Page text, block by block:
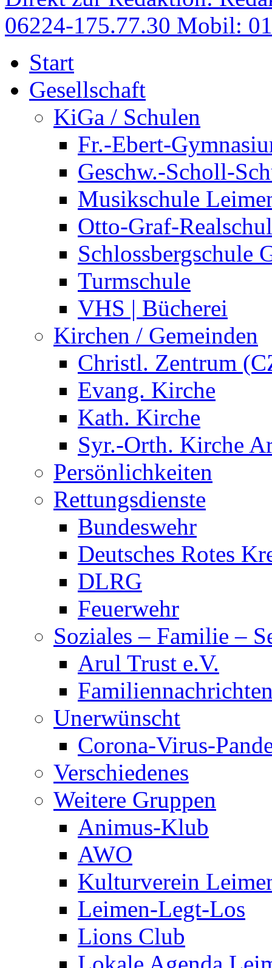
06224-175.77.30 Mobil:
Start
Gesellschaft
KiGa / Schulen
Fr.-Ebert-
Geschw.-Scholl-
Musikschule
Otto-Graf-
Schlossbergschule
Turmschule
VHS | Bücherei
Kirchen / Gemeinden
Christl. Zentrum
Evang. Kirche
Kath. Kirche
Syr.-Orth. Kirche
Persönlichkeiten
Rettungsdienste
Bundeswehr
Deutsches Rotes
DLRG
Feuerwehr
Soziales – Familie –
Arul Trust e.V.
Unerwünscht
Corona-Virus-
Verschiedenes
Weitere Gruppen
Animus-Klub
AWO
Kulturverein
Leimen-Legt-Los
Lions Club